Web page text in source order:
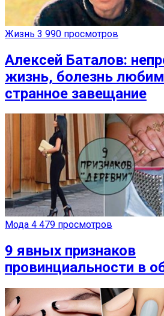
Жизнь 3 990 просмотров
Алексей Баталов:
жизнь, болезнь
странное завещание
Мода 4 479 просмотров
9 явных признаков
провинциальности в